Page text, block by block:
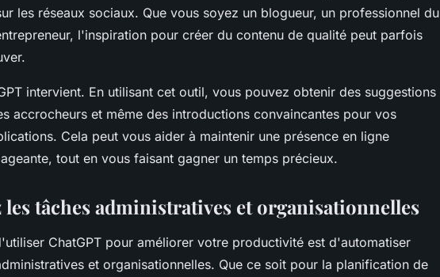
les réseaux sociaux. Que vous soyez un blogueur, un professionnel du
l'inspiration pour créer du contenu de qualité peut parfois
intervient. En utilisant cet outil, vous pouvez obtenir des suggestions
accrocheurs et même des introductions convaincantes pour vos
Cela peut vous aider à maintenir une présence en ligne
tout en vous faisant gagner un temps précieux.
les tâches administratives et organisationnelles
ChatGPT pour améliorer votre productivité est d'automatiser
et organisationnelles. Que ce soit pour la planification de